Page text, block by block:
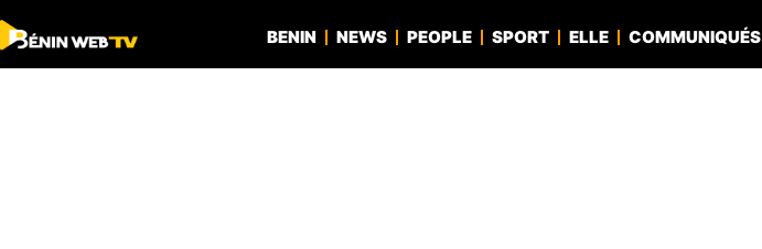
BENIN NEWS PEOPLE SPORT ELLE COMMUNIQUÉS